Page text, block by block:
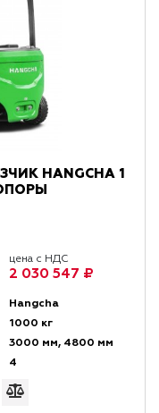
HANGCHA 1
цена с НДС
2 030 547 ₽
Hangcha
1000 кг
3000 мм, 4800 мм
4